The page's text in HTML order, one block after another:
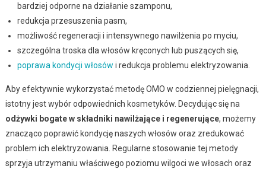
bardziej odporne na działanie szamponu,
redukcja przesuszenia pasm,
możliwość regeneracji i intensywnego nawilżenia po myciu,
szczególna troska dla włosów kręconych lub puszących się,
poprawa kondycji włosów i redukcja problemu elektryzowania.
Aby efektywnie wykorzystać metodę OMO w codziennej pielęgnacji,
istotny jest wybór odpowiednich kosmetyków. Decydując się na
odżywki bogate w składniki nawilżające i regenerujące, możemy
znacząco poprawić kondycję naszych włosów oraz zredukować
problem ich elektryzowania. Regularne stosowanie tej metody
sprzyja utrzymaniu właściwego poziomu wilgoci we włosach oraz